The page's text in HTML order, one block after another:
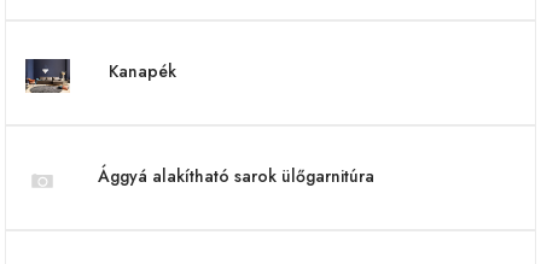
Kanapék
Ággyá alakítható sarok ülőgarnitúra